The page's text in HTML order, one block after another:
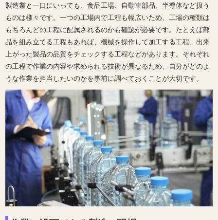
製造業と一口にいっても、食品工場、自動車部品、半導体など扱う
ものは様々です。一つの工場内で工程も幅広いため、工場の種類は
もちろんどの工程に配属されるのかも確認が必要です。たとえば部
品を組み立てる工程もあれば、機械を操作して加工する工程、出来
上がった製品の品質をチェックする工程などがあります。それぞれ
の工程で作業の内容や求められる技術が異なるため、自分がどのよ
うな作業を担当したいのかを事前に調べておくことが大切です。